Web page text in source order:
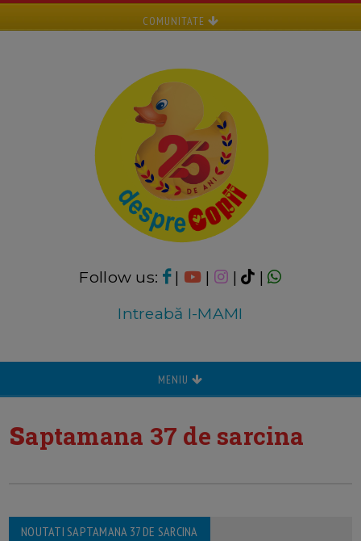
COMUNITATE
Follow us: | | |
|
Intreabă I-MAMI
MENIU
saptamana 37 de sarcina
NOUTATI SAPTAMANA 37 DE SARCINA